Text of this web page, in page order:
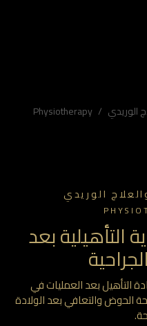
Physiotherapy
الوريدي
بعد
بعد العمليات في
والتعافي بعد الولادة